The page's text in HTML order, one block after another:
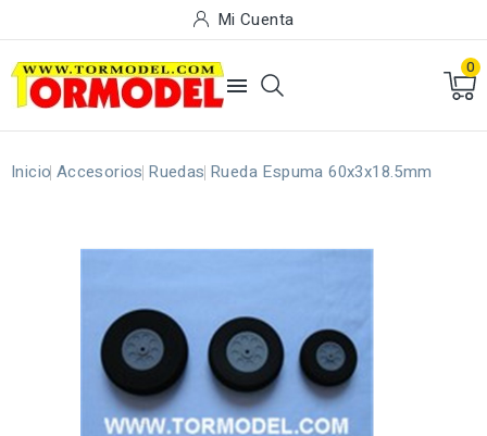
Mi Cuenta

0
Inicio Accesorios Ruedas Rueda Espuma 60x3x18.5mm